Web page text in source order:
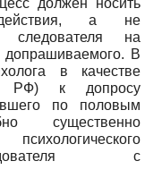
должен носить
а не
следователя на
допрашиваемого. В
в качестве
РФ) к допросу
по половым
существенно
с